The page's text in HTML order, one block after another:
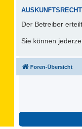
AUSKUNFTSRECHT
Der Betreiber
Sie können
Foren-Übersicht